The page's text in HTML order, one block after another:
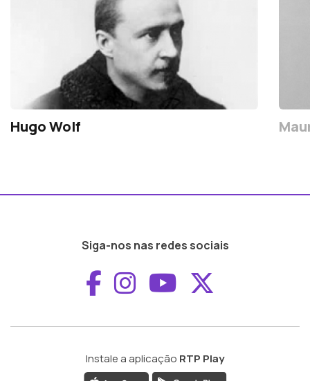
Hugo Wolf
Siga-nos nas redes sociais
Aceder ao
Aceder ao
Aceder ao
Instale a aplicação RTP Play